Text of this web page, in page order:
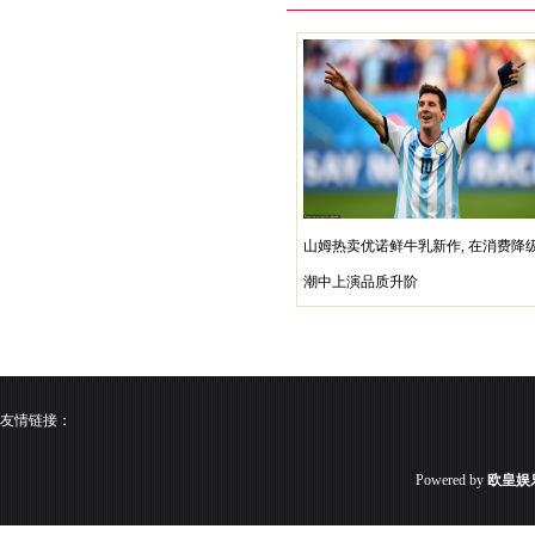
山姆热卖优诺鲜牛乳新作, 在消费降
潮中上演品质升阶
友情链接：
Powered by 欧皇娱